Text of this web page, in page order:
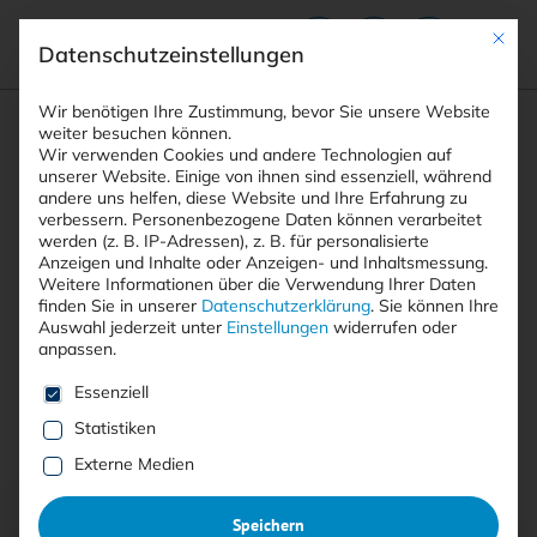
Suchfeld
Suchen
Breadcrumb-Navigation
STARTSEITE AUTOREN ELMAR TÖRÖK
Alle Beiträge von Elmar Török
Alle
Mit
Datenschutzeinstellungen
Wir benötigen Ihre Zustimmung, bevor Sie unsere Website
weiter besuchen können.
Wir verwenden Cookies und andere Technologien auf
unserer Website. Einige von ihnen sind essenziell, während
andere uns helfen, diese Website und Ihre Erfahrung zu
verbessern. Personenbezogene Daten können verarbeitet
werden (z. B. IP-Adressen), z. B. für personalisierte
Anzeigen und Inhalte oder Anzeigen- und Inhaltsmessung.
Weitere Informationen über die Verwendung Ihrer Daten
finden Sie in unserer Datenschutzerklärung. Sie können Ihre
Auswahl jederzeit unter Einstellungen widerrufen oder
anpassen.
Es folgt eine Liste der Service-Gruppen, für die eine
Essenziell
Statistiken
Externe Medien
Speichern